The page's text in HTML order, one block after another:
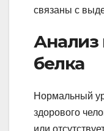
связаны с
Анализ
белка
Нормальный
здорового